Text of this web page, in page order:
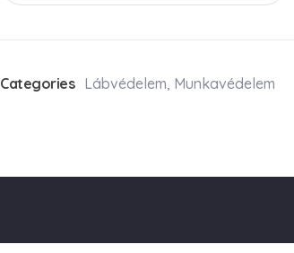
Categories Lábvédelem Munkavédelem